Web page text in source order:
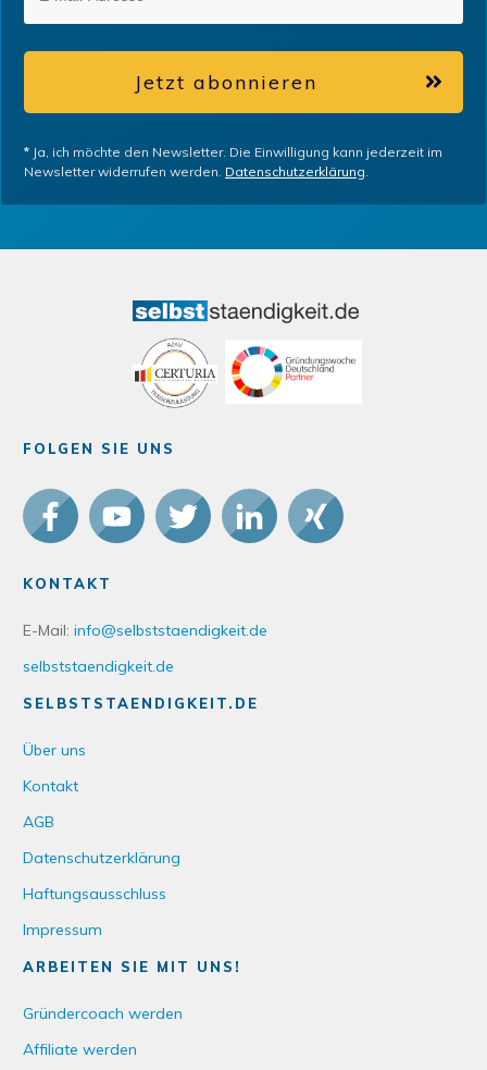
Jetzt abonnieren
* Ja, ich möchte den Newsletter. Die Einwilligung kann jederzeit im
Newsletter widerrufen werden. Datenschutzerklärung
FOLGEN SIE UNS
KONTAKT
E-Mail: info@selbststaendigkeit.de
selbststaendigkeit.de
SELBSTSTAENDIGKEIT.DE
Über uns
Kontakt
AGB
Datenschutzerklärung
Haftungsausschluss
Impressum
ARBEITEN SIE MIT UNS!
Gründercoach werden
Affiliate werden